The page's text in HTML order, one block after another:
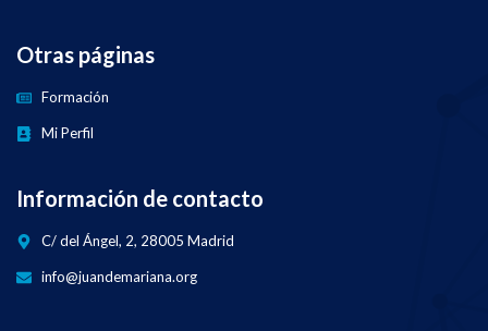
Otras páginas
Formación
Mi Perfil
Información de contacto
C/ del Ángel, 2, 28005 Madrid
info@juandemariana.org